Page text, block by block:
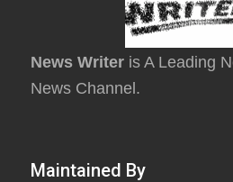
News Writer is A Leading
News Channel.
Maintained By